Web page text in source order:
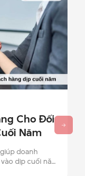
Cho Đối
Năm
doanh
dịp cuối năm.